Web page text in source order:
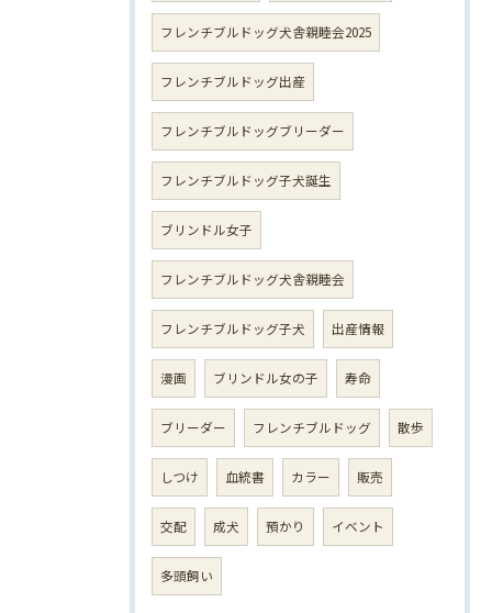
フレンチブルドッグ犬舎親睦会2025
フレンチブルドッグ出産
フレンチブルドッグブリーダー
フレンチブルドッグ子犬誕生
ブリンドル女子
フレンチブルドッグ犬舎親睦会
フレンチブルドッグ子犬 出産情報
漫画 ブリンドル女の子 寿命
ブリーダー フレンチブルドッグ 散歩
しつけ 血統書 カラー 販売
交配 成犬 預かり イベント
多頭飼い